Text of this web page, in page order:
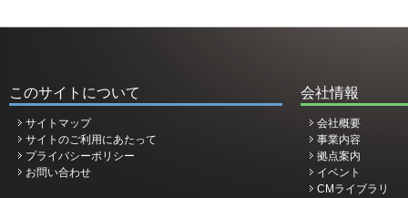
このサイトについて
サイトマップ
サイトのご利用にあたって
プライバシーポリシー
お問い合わせ
会社情報
会社概要
事業内容
拠点案内
イベント
CMライブラリ